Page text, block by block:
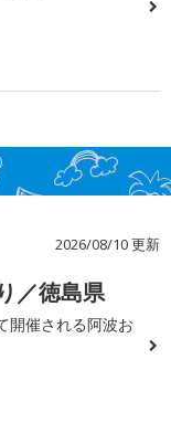
2026/08/10 更新
／徳島県
開催される阿波お